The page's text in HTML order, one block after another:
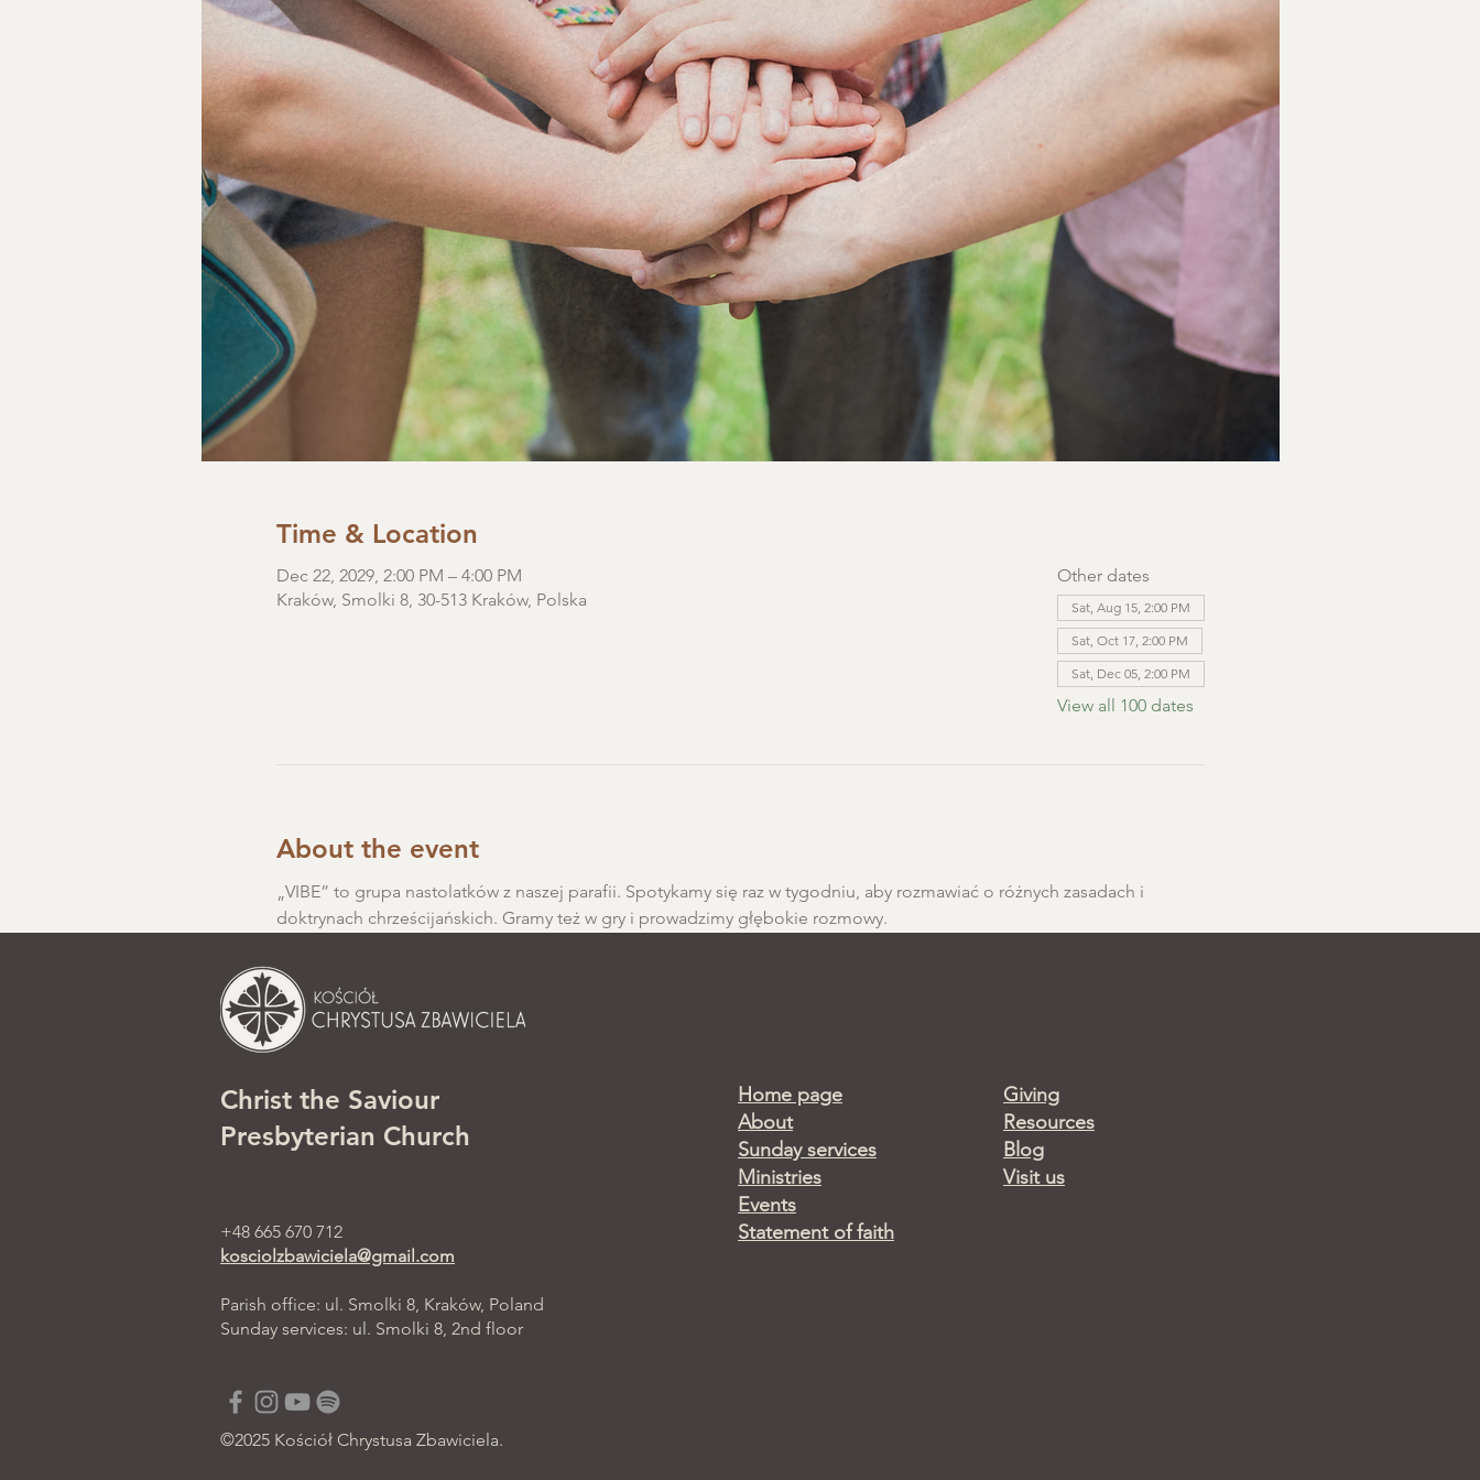
Time & Location
Dec 22, 2029, 2:00 PM – 4:00 PM
Kraków, Smolki 8, 30-513 Kraków, Polska
Other dates
Sat, Aug 15, 2:00 PM
Sat, Oct 17, 2:00 PM
Sat, Dec 05, 2:00 PM
View all 100 dates
About the event
„VIBE” to grupa nastolatków z naszej parafii. Spotykamy się raz w tygodniu, aby rozmawiać o różnych zasadach i
doktrynach chrześcijańskich. Gramy też w gry i prowadzimy głębokie rozmowy.
Christ the Saviour
Presbyterian Church
+48 665 670 712
kosciolzbawiciela@gmail.com
Parish office: ul. Smolki 8, Kraków, Poland
Sunday services: ul. Smolki 8, 2nd floor
Home page
About
Sunday services
Ministries
Events
Statement of faith
Giving
Resources
Blog
Visit us
©2025 Kościół Chrystusa Zbawiciela.